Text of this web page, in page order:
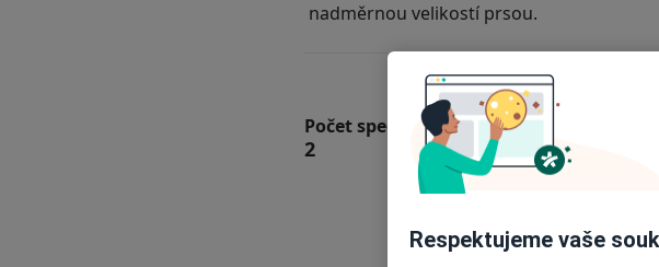
nadměrnou velikostí prsou.
Počet specialistů a pracovišť
2
Respektujeme vaše